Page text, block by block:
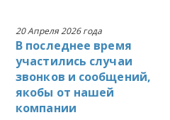
20 Апреля 2026 года
В последнее время
участились случаи
звонков и сообщений,
якобы от нашей
компании